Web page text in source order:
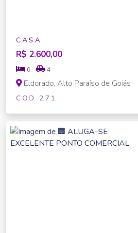
CASA
R$ 2.600,00
0 4
Eldorado, Alto Paraíso de Goiás
COD 271